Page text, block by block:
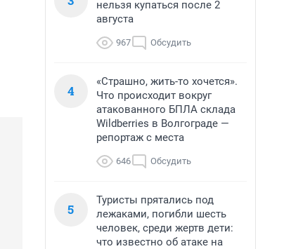
нельзя купаться после 2
августа
967 Обсудить
4
«Страшно, жить-то хочется».
Что происходит вокруг
атакованного БПЛА склада
Wildberries в Волгограде —
репортаж с места
646 Обсудить
5
Туристы прятались под
лежаками, погибли шесть
человек, среди жертв дети:
что известно об атаке на